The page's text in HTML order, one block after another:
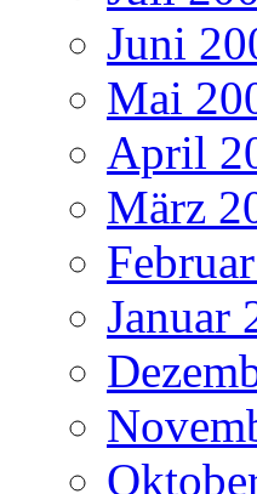
Juni
Mai
April
März
Januar